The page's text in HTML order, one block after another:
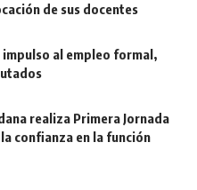
de sus docentes
al empleo formal,
realiza Primera Jornada
confianza en la función